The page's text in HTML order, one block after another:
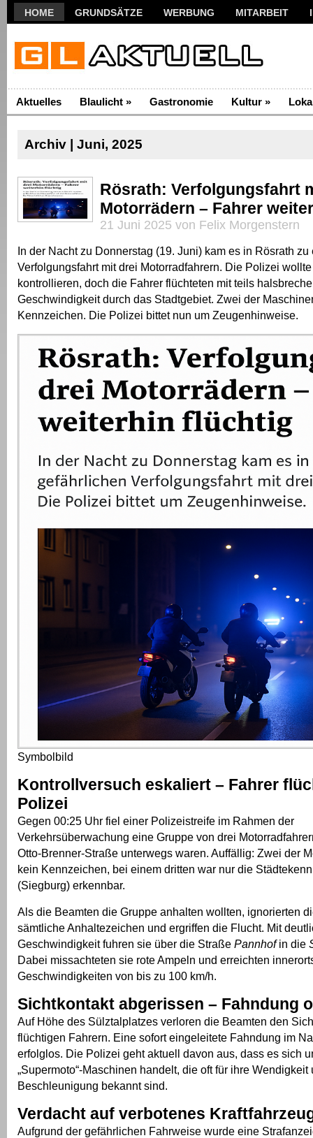
HOME GRUNDSÄTZE WERBUNG MITARBEIT
Aktuelles Blaulicht » Gastronomie Kultur »
Archiv | Juni, 2025
Rösrath: Verfolgungsfahrt
Motorrädern – Fahrer
21 Juni 2025 von Felix Morgenstern
In der Nacht zu Donnerstag (19. Juni) kam es in Rösrath
Verfolgungsfahrt mit drei Motorradfahrern. Die Polizei
kontrollieren, doch die Fahrer flüchteten mit teils
Geschwindigkeit durch das Stadtgebiet. Zwei der
Kennzeichen. Die Polizei bittet nun um Zeugenhinweise.
Symbolbild
Kontrollversuch eskaliert – Fahrer
Polizei
Gegen 00:25 Uhr fiel einer Polizeistreife im Rahmen der
Verkehrsüberwachung eine Gruppe von drei
Otto-Brenner-Straße unterwegs waren. Auffällig: Zwei der
kein Kennzeichen, bei einem dritten war nur die
(Siegburg) erkennbar.
Als die Beamten die Gruppe anhalten wollten, ignorierten
sämtliche Anhaltezeichen und ergriffen die Flucht. Mit
Geschwindigkeit fuhren sie über die Straße Pannhofin die
Dabei missachteten sie rote Ampeln und erreichten
Geschwindigkeiten von bis zu 100 km/h.
Sichtkontakt abgerissen – Fahndung
Auf Höhe des Sülztalplatzes verloren die Beamten den
flüchtigen Fahrern. Eine sofort eingeleitete Fahndung im
erfolglos. Die Polizei geht aktuell davon aus, dass es sich
„Supermoto“-Maschinen handelt, die oft für ihre Wendigkeit
Beschleunigung bekannt sind.
Verdacht auf verbotenes
Aufgrund der gefährlichen Fahrweise wurde eine